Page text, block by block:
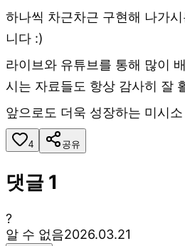
하나씩 차근차근 구현해 나가
니다 :)
라이브와 유튜브를 통해 많이
시는 자료들도 항상 감사히 잘
앞으로도 더욱 성장하는 미시
4 공유
댓글 1
?
알 수 없음2026.03.21